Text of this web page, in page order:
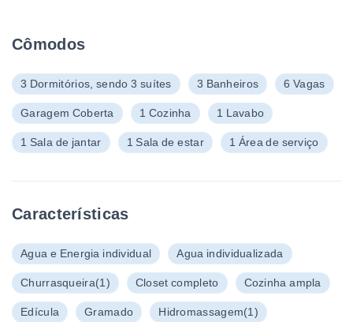
Cômodos
3 Dormitórios, sendo 3 suítes 3 Banheiros 6 Vagas
Garagem Coberta 1 Cozinha 1 Lavabo
1 Sala de jantar 1 Sala de estar 1 Área de serviço
Características
Agua e Energia individual Agua individualizada
Churrasqueira(1) Closet completo Cozinha ampla
Edícula Gramado Hidromassagem(1)